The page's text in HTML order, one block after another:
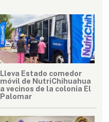
Lleva Estado comedor
móvil de NutriChihuahua
a vecinos de la colonia El
Palomar